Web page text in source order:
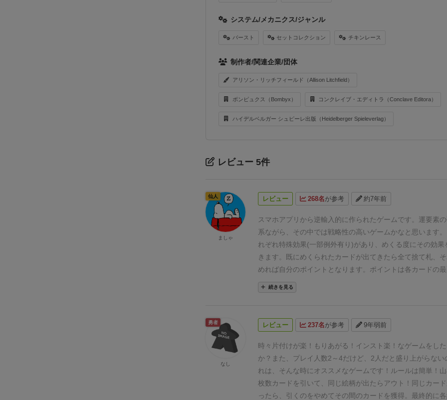
システム/メカニクス/ジャンル
バースト セットコレクション チキンレース
制作者/関連企業/団体
アリソン・リッチフィールド（Allison Litchfield）
ボンピュクス（Bombyx） コンクレイブ・エディトラ（Conclave Editora）
ハイデルベルガー シュピーレ出版（Heidelberger Spieleverlag）
レビュー 5件
レビュー 268名が参考 約7年前
スマホアプリから逆輸入的に作られたゲームです。 運要素
系ながら、その中では戦略性の高いゲームかなと思います。
れぞれ特殊効果(一部例外有り)があり、めくる度にその効果
きます。
既にめくられたカードが出てきたら全て捨て札、
めれば自分のポイントとなります。 ポイントは各カードの最
のみなので、なるべく多くの種類を集めた方が点数が稼げま
えばかなりカードを取られていても、終盤に7のカードを引
ぶだけで、プレイ時間も15分程度と短く、
しながら初心者の方にどういう事が出来るか説明もできるの
方でもプレイしやすいかなと思います。 また、運の要素が強
でも勝ちやすいです。とは言え戦略性もそれなりにあるので
性が全くないわけではなく、その辺りのバランスはいい感
た、プレイ人数が2～4人と狭いのですが、その範囲であれ
じように楽しめますし、やったことはありませんが5・6人で
続きを見る
仙人
ましゃ
レビュー 237名が参考 9年弱前
時々片付けが楽！もりあがる！インスト楽！なゲームをし
か？また、プレイ人数2～4だけど、2人だと盛り上がらな
れは、そんな時にオススメなゲームです！ ルールは簡単！
枚数カードを引いて、同じ絵柄が出たらアウト！同じカー
ったら、引くのをやめてその間のカードを獲得。最終的に各
勇者
なし